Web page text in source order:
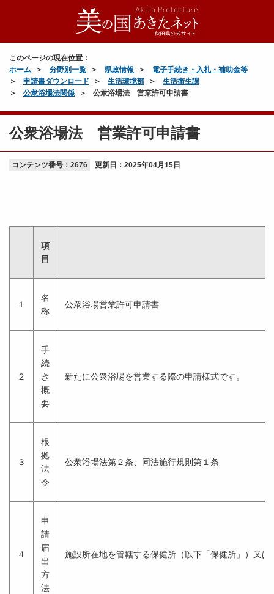
このページの現在位置：
ホーム
分野別一覧 県政情報
電子手続き・入札・補助金等
申請書ダウンロード
生活環境部
生活衛生課
公衆浴場法関係
公衆浴場法 営業許可申請書
公衆浴場法 営業許可申請書
コンテンツ番号：2676 更新日： 2025年04月15日
項
目
１
名
称
公衆浴場営業許可申請書
２
手
続
き
概
要
新たに公衆浴場を営業する際の申請様式です。
３
根
拠
法
令
公衆浴場法第２条、同法施行規則第１条
４
申
請
届
出
方
法
施設所在地を管轄する保健所（以下「保健所」）又